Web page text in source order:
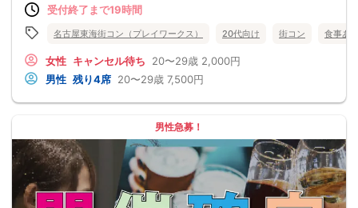
受付終了まで19時間
名古屋東海街コン（プレイワークス） 20代向け 街コン 食事あ
女性 キャンセル待ち 20〜29歳 2,000円
男性 残り4席 20〜29歳 7,500円
男性急募！